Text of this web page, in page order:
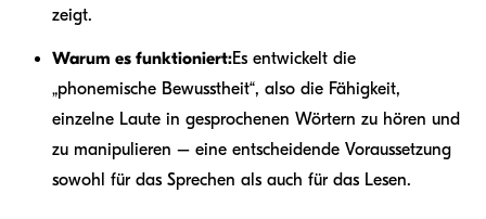
zeigt.
Warum es funktioniert:Es entwickelt die
„phonemische Bewusstheit“, also die Fähigkeit,
einzelne Laute in gesprochenen Wörtern zu hören und
zu manipulieren – eine entscheidende Voraussetzung
sowohl für das Sprechen als auch für das Lesen.